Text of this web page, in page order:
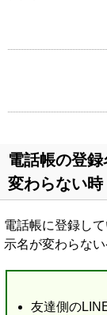
電話帳の登
変わらない時
電話帳に登録し
示名が変わらな
友達側の